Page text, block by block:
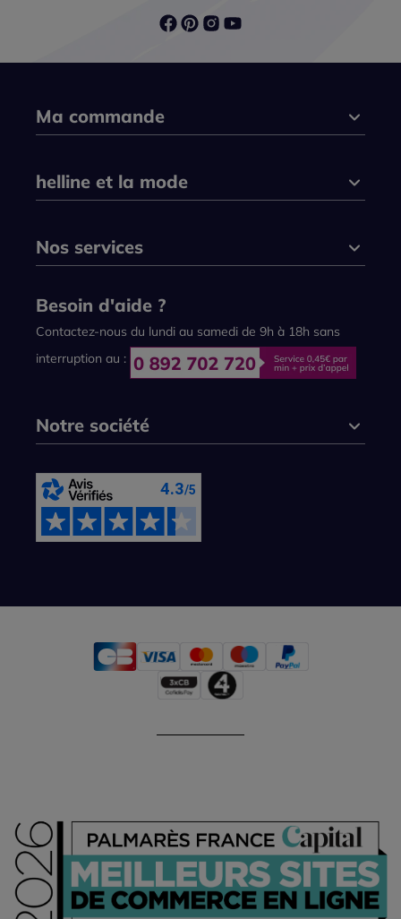
Ma commande
helline et la mode
Nos services
Besoin d'aide ?
Contactez-nous du lundi au samedi de 9h à 18h sans
interruption au :
Notre société